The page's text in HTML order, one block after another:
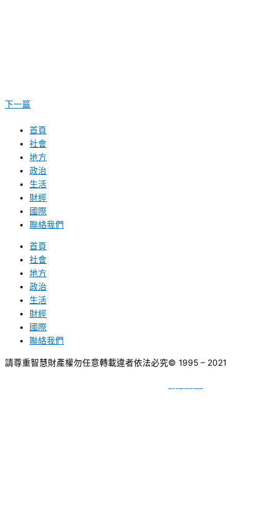
下一篇
首頁
社會
地方
政治
生活
財經
國際
聯絡我們
首頁
社會
地方
政治
生活
財經
國際
聯絡我們
請尊重智慧財產權勿任意轉載違者依法必究© 1995 – 2021